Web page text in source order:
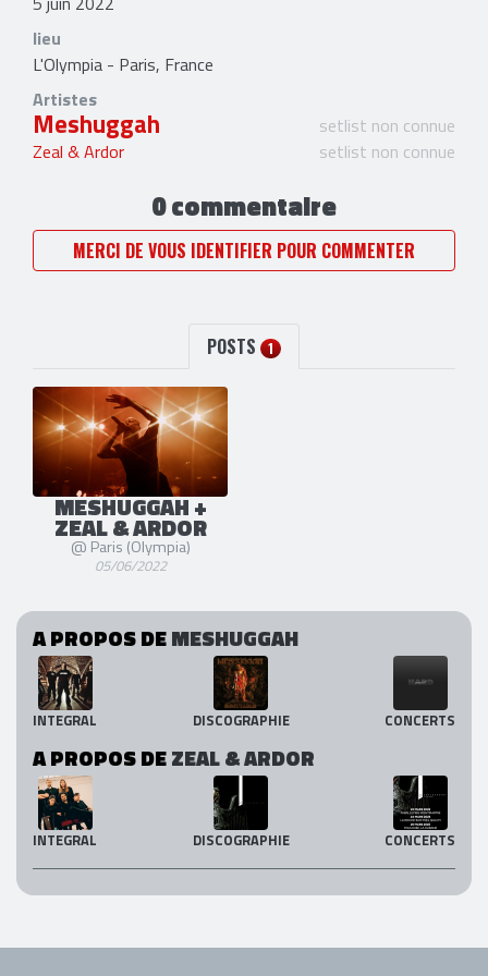
lieu
L'Olympia - Paris, France
Artistes
Meshuggah
setlist non connue
Zeal & Ardor
setlist non connue
0 commentaire
MERCI DE VOUS IDENTIFIER POUR COMMENTER
POSTS 1
MESHUGGAH +
ZEAL & ARDOR
@ Paris (Olympia)
05/06/2022
A PROPOS DEMESHUGGAH
INTEGRAL DISCOGRAPHIE CONCERTS
A PROPOS DEZEAL & ARDOR
INTEGRAL DISCOGRAPHIE CONCERTS